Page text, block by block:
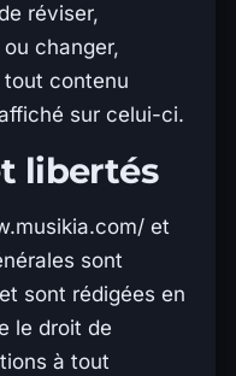
réviser,
changer,
contenu
sur celui-ci.
libertés
et
sont
sont rédigées en
le droit de
à tout